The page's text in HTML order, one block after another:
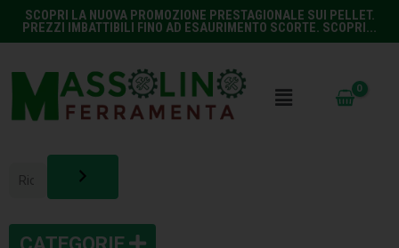
SCOPRI LA NUOVA PROMOZIONE PRESTAGIONALE SUI PELLET.
PREZZI IMBATTIBILI FINO AD ESAURIMENTO SCORTE. SCOPRI...